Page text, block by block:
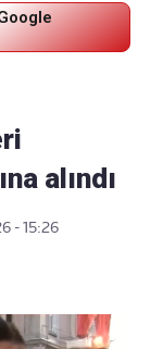
alındı
- 15:26